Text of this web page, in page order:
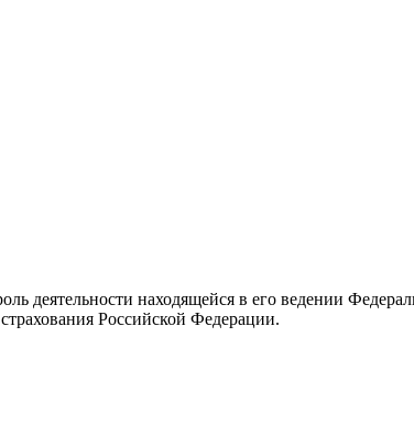
деятельности находящейся в его ведении
Российской Федерации.